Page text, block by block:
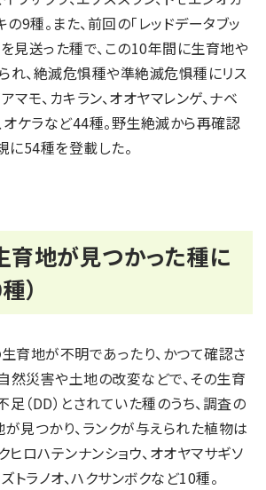
の9種。また、前回の「レッドデータブッ
見送った種で、この10年間に生育地や
れ、絶滅危惧種や準絶滅危惧種にリス
マモ、カキラン、オオヤマレンゲ、ナベ
オケラなど44種。野生絶滅から再確認
に54種を登載した。
育地が見つかった種に
）
育地が不明であったり、かつて確認さ
然災害や土地の改変などで、その生育
（DD）とされていた種のうち、調査の
見つかり、ランクが与えられた植物は
ヒロハテンナンショウ、オオヤマサギソ
トラノオ、ハクサンボクなど10種。